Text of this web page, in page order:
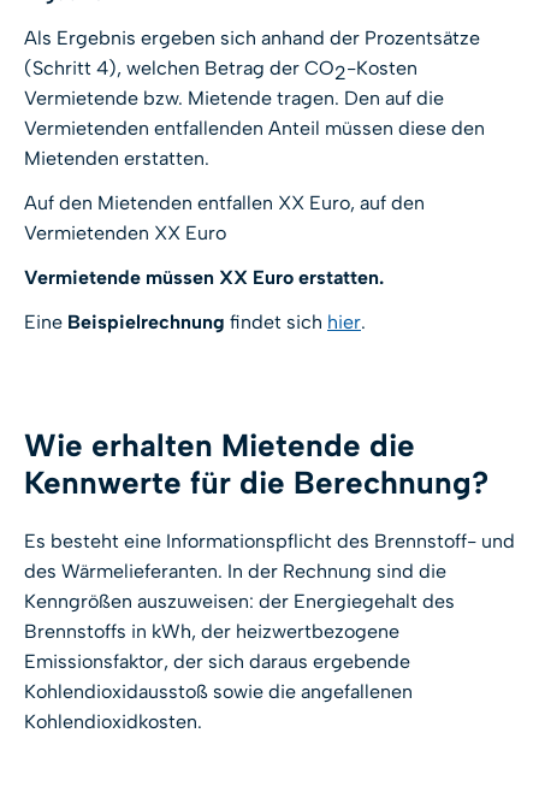
Als Ergebnis ergeben sich anhand der Prozentsätze
(Schritt 4), welchen Betrag der CO2-Kosten
Vermietende bzw. Mietende tragen. Den auf die
Vermietenden entfallenden Anteil müssen diese den
Mietenden erstatten.
Auf den Mietenden entfallen XX Euro, auf den
Vermietenden XX Euro
Vermietende müssen XX Euro erstatten.
Eine Beispielrechnung findet sich hier.
Wie erhalten Mietende die
Kennwerte für die Berechnung?
Es besteht eine Informationspflicht des Brennstoff- und
des Wärmelieferanten. In der Rechnung sind die
Kenngrößen auszuweisen: der Energiegehalt des
Brennstoffs in kWh, der heizwertbezogene
Emissionsfaktor, der sich daraus ergebende
Kohlendioxidausstoß sowie die angefallenen
Kohlendioxidkosten.